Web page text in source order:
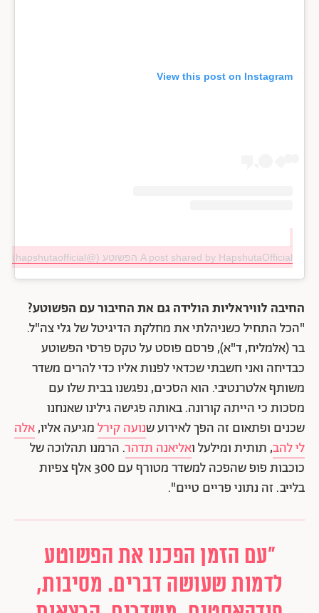
View this post on Instagram
A post shared by HapshutaOfficial הפשוטע (@hapshutaofficial)
החיבה לוויראליות הולידה גם את החיבור עם הפשוטע?
"הכל התחיל כשניהלתי את מחלקת הדיגיטל של גלי צה"ל.
בר (אלמליח, ד"א), פרסם פוסט על טקס פרסי הפשוטע
כבדיחה ואני חשבתי שכדאי לפנות אליו כדי להרים משדר
משותף אלטרנטיבי. הוא הסכים, נפגשנו בבית שלו עם
מסכות כי הייתה קורונה. באותה פגישה גילינו שאנחנו
שכנים ופתאום זה הפך לאירוע שנועה קירלמגיעה אליו,אלה
לי להב, תותית ומילעל ואליאנה תדהר. הרמנו תהלוכה של
כוכבות פופ שהפכה למשדר מטורף עם 300 אלף צפיות
בלייב. זה נתוני פריים טיים".
"עם הזמן הפכנו את הפשוטע
לדמות שעושה דברים. מסיבות,